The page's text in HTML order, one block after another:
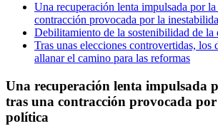
Una recuperación lenta impulsada por
contracción provocada por la
Debilitamiento de la sostenibilidad de la
Tras unas elecciones controvertidas, los
allanar el camino para las reformas
Una recuperación lenta impulsada
tras una contracción provocada
política